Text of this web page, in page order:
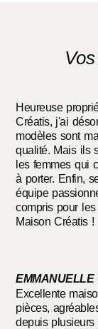
Heureuse
Créatis, j'ai
modèles sont
qualité. Mais ils
les femmes qui
à porter. Enfin,
équipe
compris pour
Maison Créatis !
EMMANUELLE
Excellente
pièces,
depuis